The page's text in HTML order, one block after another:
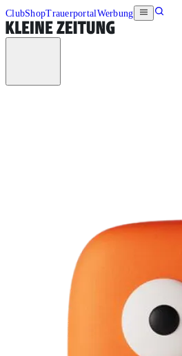
ClubShopTrauerportalWerbung